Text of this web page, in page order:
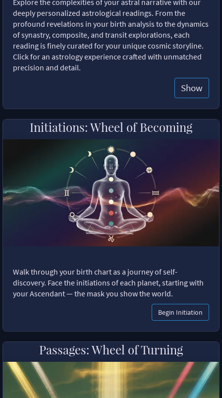
deeply personalized astrological readings. From the
profound revelations in your birth analysis to the dynamics
of synastry, composite, and transit explorations, each
reading is finely curated for your unique cosmic storyline.
Click for an astrology experience crafted with unmatched
precision and detail.
Show
Initiations: Wheel of Becoming
Walk through your birth chart as a journey of self-
discovery. Face the initiations of each planet, starting with
your Ascendant — the mask you show the world.
Begin Initiation
Passages: Wheel of Turning